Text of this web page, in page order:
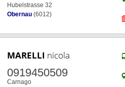
Hubelstrasse 32
Obernau (6012)
MARELLI nicola
0919450509
Carnago